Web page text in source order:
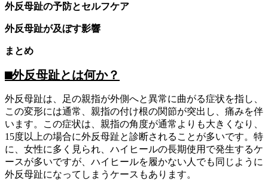
外反母趾の予防とセルフケア
外反母趾が及ぼす影響
まとめ
⬛︎外反母趾とは何か？
外反母趾は、足の親指が外側へと異常に曲がる症状を指し、
この変形には通常、親指の付け根の関節が突出し、痛みを伴
います。この症状は、親指の角度が通常よりも大きくなり、
15度以上の場合に外反母趾と診断されることが多いです。特
に、女性に多く見られ、ハイヒールの長期使用で発生するケ
ースが多いですが、ハイヒールを履かない人でも同じように
外反母趾になってしまうケースもあります。